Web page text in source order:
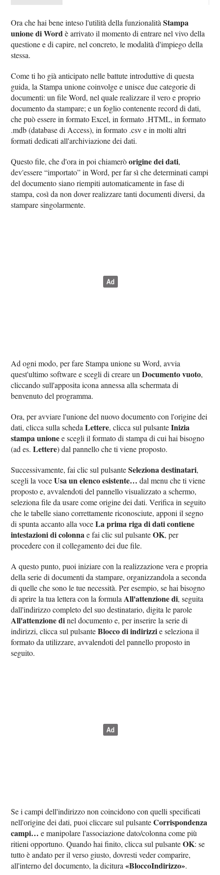
Ora che hai bene inteso l'utilità della funzionalitàStampa
unione di Wordè arrivato il momento di entrare nel vivo della
questione e di capire, nel concreto, le modalità d'impiego della
stessa.
Come ti ho già anticipato nelle battute introduttive di questa
guida, la Stampa unione coinvolge e unisce due categorie di
documenti: un file Word, nel quale realizzare il vero e proprio
documento da stampare; e un foglio contenente record di dati,
che può essere in formato Excel, in formato .HTML, in formato
.mdb (database di Access), in formato .csv e in molti altri
formati dedicati all'archiviazione dei dati.
Questo file, che d'ora in poi chiameròorigine dei dati,
dev'essere “importato” in Word, per far sì che determinati campi
del documento siano riempiti automaticamente in fase di
stampa, così da non dover realizzare tanti documenti diversi, da
stampare singolarmente.
Ad ogni modo, per fare Stampa unione su Word, avvia
quest'ultimo software e scegli di creare unDocumento vuoto,
cliccando sull'apposita icona annessa alla schermata di
benvenuto del programma.
Ora, per avviare l'unione del nuovo documento con l'origine dei
dati, clicca sulla schedaLettere, clicca sul pulsanteInizia
stampa unionee scegli il formato di stampa di cui hai bisogno
(ad es.Lettere) dal pannello che ti viene proposto.
Successivamente, fai clic sul pulsanteSeleziona destinatari,
scegli la voceUsa un elenco esistente… dal menu che ti viene
proposto e, avvalendoti del pannello visualizzato a schermo,
seleziona file da usare come origine dei dati. Verifica in seguito
che le tabelle siano correttamente riconosciute, apponi il segno
di spunta accanto alla voceLa prima riga di dati contiene
intestazioni di colonnae fai clic sul pulsanteOK, per
procedere con il collegamento dei due file.
A questo punto, puoi iniziare con la realizzazione vera e propria
della serie di documenti da stampare, organizzandola a seconda
di quelle che sono le tue necessità. Per esempio, se hai bisogno
di aprire la tua lettera con la formula All'attenzione di, seguita
dall'indirizzo completo del suo destinatario, digita le parole
All'attenzione dinel documento e, per inserire la serie di
indirizzi, clicca sul pulsanteBlocco di indirizzie seleziona il
formato da utilizzare, avvalendoti del pannello proposto in
seguito.
Se i campi dell'indirizzo non coincidono con quelli specificati
nell'origine dei dati, puoi cliccare sul pulsanteCorrispondenza
campi… e manipolare l'associazione dato/colonna come più
ritieni opportuno. Quando hai finito, clicca sul pulsanteOK: se
tutto è andato per il verso giusto, dovresti veder comparire,
all'interno del documento, la dicitura«BloccoIndirizzo».